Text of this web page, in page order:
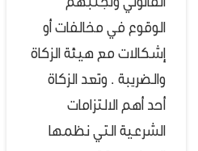
القانوني وتجنبهم
الوقوع في مخالفات أو
إشكالات مع هيئة الزكاة
والضريبة . وتعد الزكاة
أحد أهم الالتزامات
الشرعية التي نظمها